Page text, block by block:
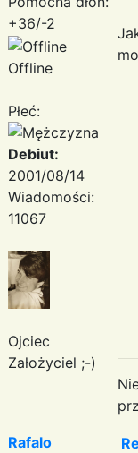
+36/-2
Offline
Płeć:
Debiut:
2001/08/14
Wiadomości:
11067
Ojciec
Założyciel ;-)
Rafalo